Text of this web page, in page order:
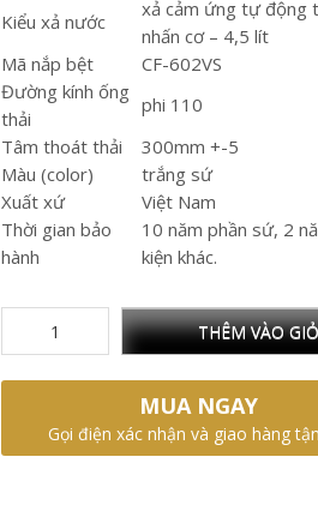
Kiểu xả nước
xả cảm ứng tự động
nhấn cơ – 4,5 lít
Mã nắp bệt
CF-602VS
Đường kính ống
thải
phi 110
Tâm thoát thải
300mm +-5
Màu (color)
trắng sứ
Xuất xứ
Việt Nam
Thời gian bảo
hành
10 năm phần sứ, 2
kiện khác.
THÊM VÀO GIỎ
MUA NGAY
Gọi điện xác nhận và giao hàng